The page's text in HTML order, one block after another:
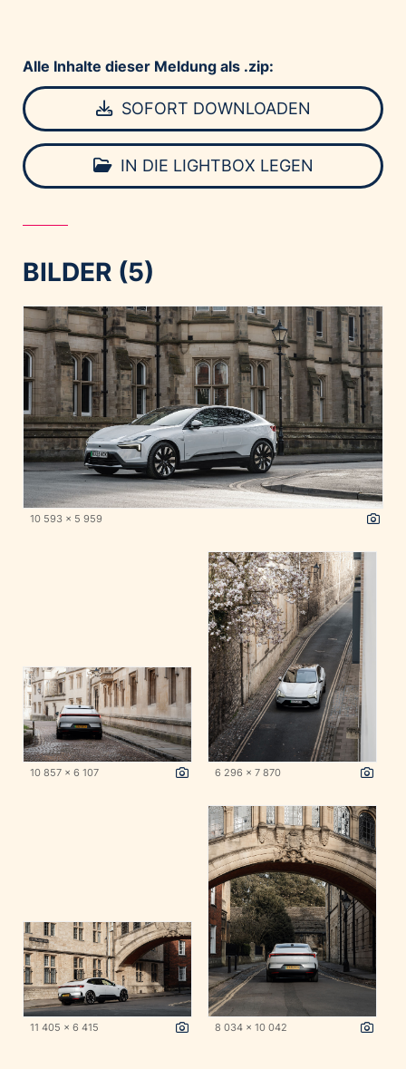
Alle Inhalte dieser Meldung als .zip:
SOFORT DOWNLOADEN
IN DIE LIGHTBOX LEGEN
BILDER (5)
10 593 x 5 959
10 857 x 6 107 6 296 x 7 870
11 405 x 6 415 8 034 x 10 042